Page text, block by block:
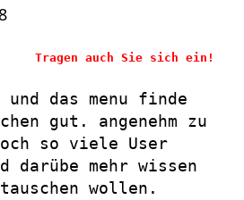
Tragen auch Sie sich ein!
und das menu finde
gut. angenehm zu
so viele User
darübe mehr wissen
wollen.